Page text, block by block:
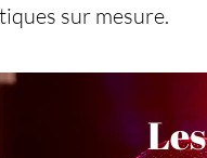
sur mesure.
Les